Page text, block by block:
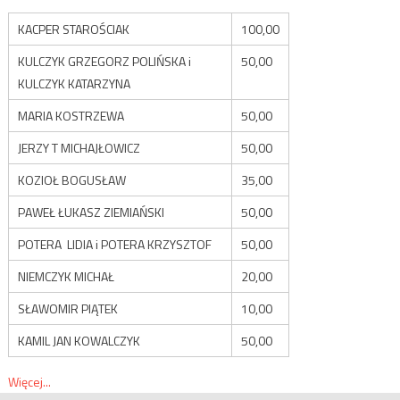
KACPER STAROŚCIAK
100,00
KULCZYK GRZEGORZ POLIŃSKA i
KULCZYK KATARZYNA
50,00
MARIA KOSTRZEWA
50,00
JERZY T MICHAJŁOWICZ
50,00
KOZIOŁ BOGUSŁAW
35,00
PAWEŁ ŁUKASZ ZIEMIAŃSKI
50,00
POTERA LIDIA i POTERA KRZYSZTOF
50,00
NIEMCZYK MICHAŁ
20,00
SŁAWOMIR PIĄTEK
10,00
KAMIL JAN KOWALCZYK
50,00
Więcej...